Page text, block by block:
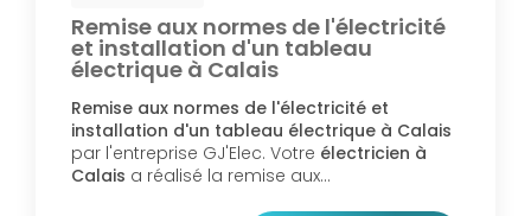
Remise aux normes de l'électricité
et installation d'un tableau
électrique à Calais
Remise aux normes de l'électricité et
installation d'un tableau électrique à Calais
par l'entreprise GJ'Elec. Votre électricien à
Calais a réalisé la remise aux…